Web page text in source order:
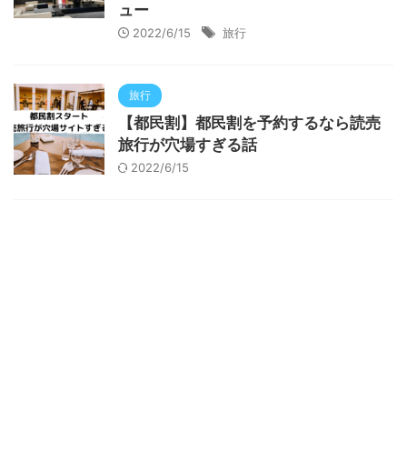
ュー
2022/6/15 旅行
旅行
【都民割】都民割を予約するなら読売
旅行が穴場すぎる話
2022/6/15